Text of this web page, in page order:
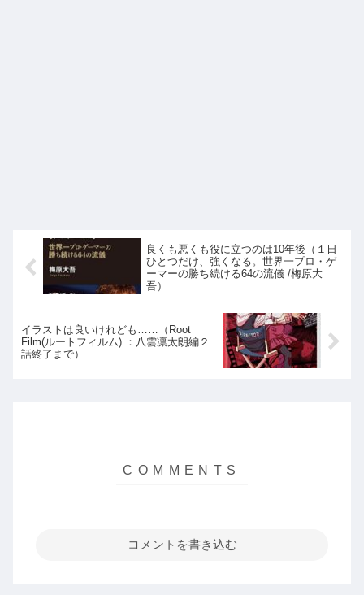
良くも悪くも役に立つのは10年後（１日
ひとつだけ、強くなる。世界一プロ・ゲ
ーマーの勝ち続ける64の流儀 /梅原大
吾）
イラストは良いけれども……（Root
Film(ルートフィルム) ：八雲凛太朗編２
話終了まで）
コメントを書き込む